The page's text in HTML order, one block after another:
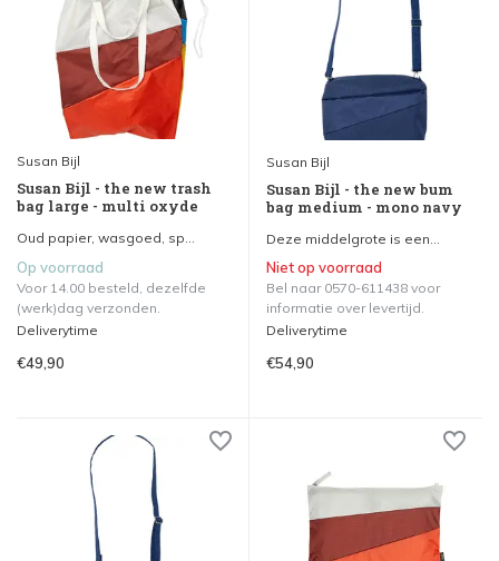
Susan Bijl
Susan Bijl - the new trash
bag large - multi oxyde
Oud papier, wasgoed, sp...
Op voorraad
Voor 14.00 besteld, dezelfde
(werk)dag verzonden.
Deliverytime
€49,90
Susan Bijl
Susan Bijl - the new bum
bag medium - mono navy
Deze middelgrote is een...
Niet op voorraad
Bel naar 0570-611438 voor
informatie over levertijd.
Deliverytime
€54,90